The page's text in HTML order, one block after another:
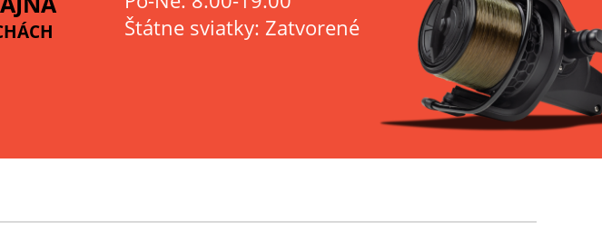
Štátne sviatky: Zatvorené